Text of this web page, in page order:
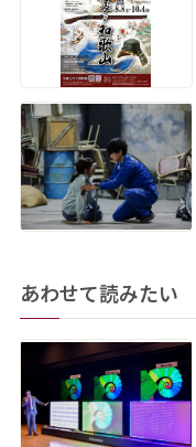
あわせて読みたい